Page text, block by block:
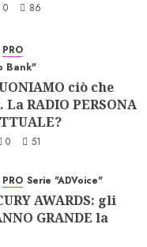
0 86
PRO
Bank"
ciò che
La RADIO PERSONA
0 51
PRO Serie "ADVoice"
AWARDS: gli
GRANDE la